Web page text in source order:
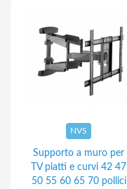
NVS
Supporto a muro per
TV piatti e curvi 42 47
50 55 60 65 70 pollici